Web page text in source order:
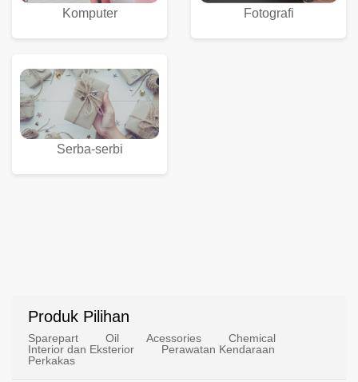
Komputer Fotografi
Serba-serbi
Produk Pilihan
Sparepart Oil Acessories
Chemical
Interior dan Eksterior
Perawatan Kendaraan
Perkakas